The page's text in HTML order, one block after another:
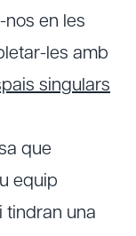
en les
les amb
singulars
que
equip
tindran una